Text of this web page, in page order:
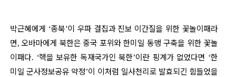
박근혜에게 ‘종북’이 우파 결집과 진보 이간질을 위한 꽃놀이패라
면,오바마에게 북한은 중국 포위와 한미일 동맹 구축을 위한 꽃놀
이패다. ‘핵을 보유한 독재국가인 북한’이란 핑계가 없었다면 ‘한
미일 군사정보공유 약정’이 이처럼 일사천리로 발효되긴 힘들었을